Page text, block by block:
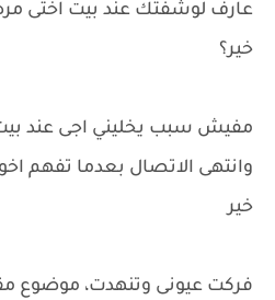
عارف لوشفتك عند بيت اختى
خير؟
مفيش سبب يخليني اجى عند بيت
وانتهى الاتصال بعدما تفهم
خير
فركت عيونى وتنهدت، موضوع